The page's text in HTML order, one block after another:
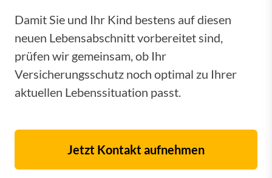
Damit Sie und Ihr Kind bestens auf diesen
neuen Lebensabschnitt vorbereitet sind,
prüfen wir gemeinsam, ob Ihr
Versicherungsschutz noch optimal zu Ihrer
aktuellen Lebenssituation passt.
Jetzt Kontakt aufnehmen